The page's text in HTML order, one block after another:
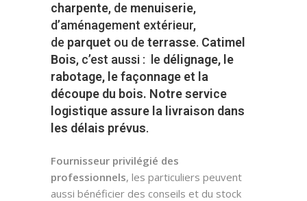
charpente, de menuiserie,
d’aménagement extérieur,
de parquet ou de terrasse. Catimel
Bois, c’est aussi : le délignage, le
rabotage, le façonnage et la
découpe du bois. Notre service
logistique assure la livraison dans
les délais prévus.
Fournisseur privilégié des
professionnels, les particuliers peuvent
aussi bénéficier des conseils et du stock